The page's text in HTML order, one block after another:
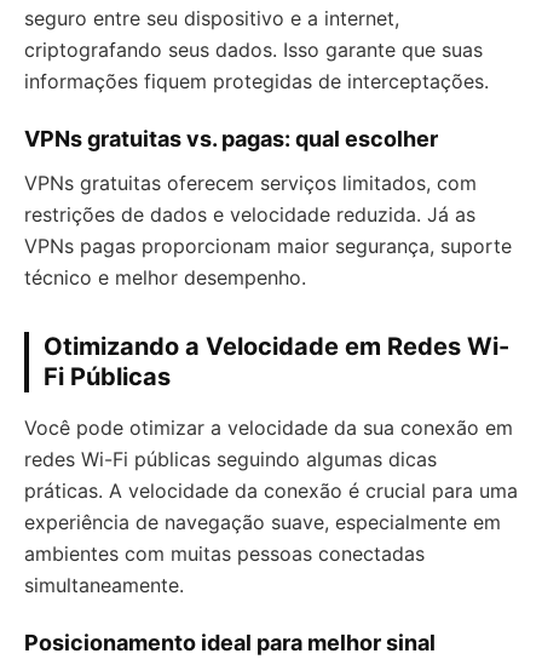
seguro entre seu dispositivo e a internet,
criptografando seus dados. Isso garante que suas
informações fiquem protegidas de interceptações.
VPNs gratuitas vs. pagas: qual escolher
VPNs gratuitas oferecem serviços limitados, com
restrições de dados e velocidade reduzida. Já as
VPNs pagas proporcionam maior segurança, suporte
técnico e melhor desempenho.
Otimizando a Velocidade em Redes Wi-
Fi Públicas
Você pode otimizar a velocidade da sua conexão em
redes Wi-Fi públicas seguindo algumas dicas
práticas. A velocidade da conexão é crucial para uma
experiência de navegação suave, especialmente em
ambientes com muitas pessoas conectadas
simultaneamente.
Posicionamento ideal para melhor sinal